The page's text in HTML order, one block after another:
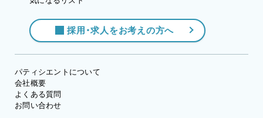
採用・求人をお考えの方へ
パティシエントについて
会社概要
よくある質問
お問い合わせ